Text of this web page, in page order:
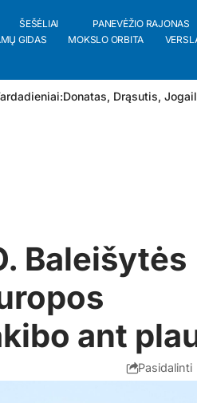
ŠEŠĖLIAI PANEVĖŽIO RAJONAS
GIDAS MOKSLO ORBITA
Donatas, Drąsutis,
Baleišytės
ant
Pasidalinti